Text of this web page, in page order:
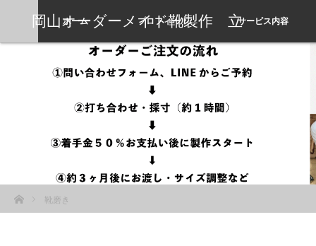
岡山オーダーメイド靴製作 立
岡靴工房
ホーム プロフィール サービス内容
靴磨き